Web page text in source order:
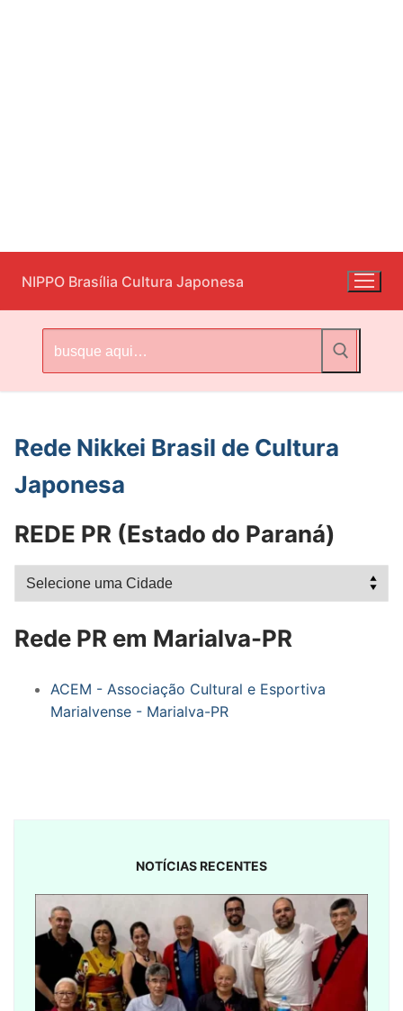
para
o
conteúdo
NIPPO Brasília Cultura Japonesa
por:
Rede Nikkei Brasil de Cultura
Japonesa
REDE PR (Estado do Paraná)
Rede PR em Marialva-PR
ACEM - Associação Cultural e Esportiva
Marialvense - Marialva-PR
NOTÍCIAS RECENTES